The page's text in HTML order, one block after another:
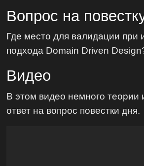
Вопрос на
Где место для валидации при
подхода Domain Driven
Видео
В этом видео немного теории
ответ на вопрос повестки дня.